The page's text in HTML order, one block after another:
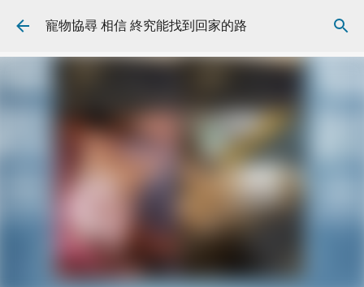
跳到主要內容
寵物協尋 相信 終究能找到回家的路